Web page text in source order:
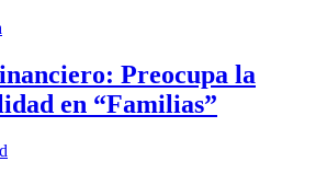
Preocupa la
en “Familias”